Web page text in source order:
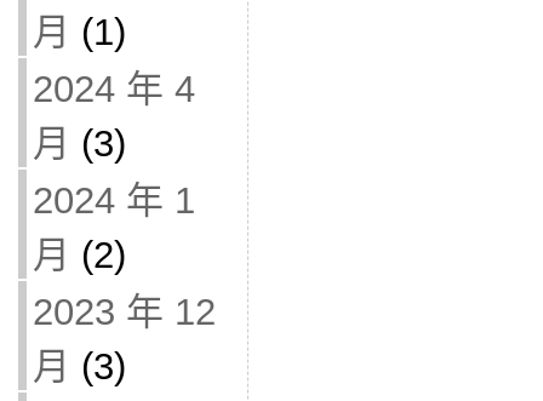
月 (1)
2024 年 4
月 (3)
2024 年 1
月 (2)
2023 年 12
月 (3)